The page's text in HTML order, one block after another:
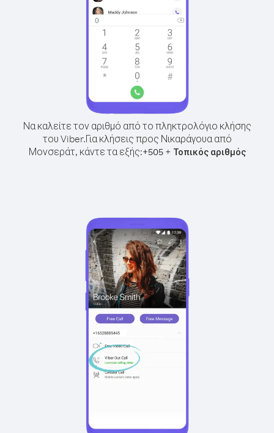
Να καλείτε τον αριθμό από το πληκτρολόγιο κλήσης
του Viber.Για κλήσεις προς Νικαράγουα από
Μονσεράτ, κάντε τα εξής:+505+ Τοπικός αριθμός